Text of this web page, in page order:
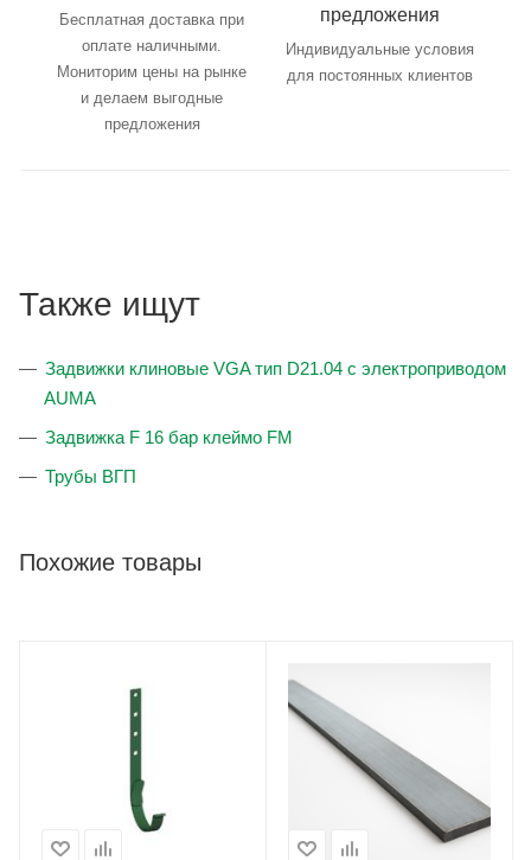
Бесплатная доставка при
оплате наличными.
Мониторим цены на рынке
и делаем выгодные
предложения
предложения
Индивидуальные условия
для постоянных клиентов
Также ищут
Задвижки клиновые VGA тип D21.04 с электроприводом
AUMA
Задвижка F 16 бар клеймо FM
Трубы ВГП
Похожие товары